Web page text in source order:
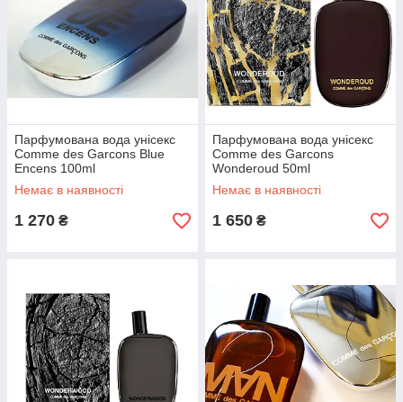
Парфумована вода унісекс
Comme des Garcons Blue
Encens 100ml
Немає в наявності
1 270 ₴
Парфумована вода унісекс
Comme des Garcons
Wonderoud 50ml
Немає в наявності
1 650 ₴